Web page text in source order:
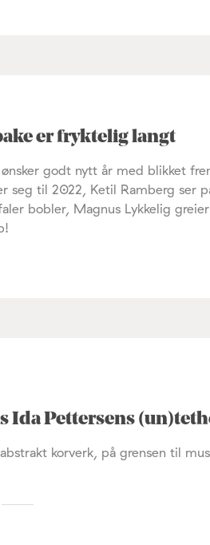
er fryktelig langt
godt nytt år med blikket
seg til 2022, Ketil Ramberg ser
bobler, Magnus Lykkelig
Ida Pettersens
korverk, på grensen til